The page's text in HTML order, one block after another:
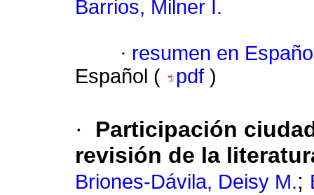
Barrios, Milner I.
· resumen en
Español (
pdf )
·
Participación
revisión de la
Briones-Dávila, Deisy M.;